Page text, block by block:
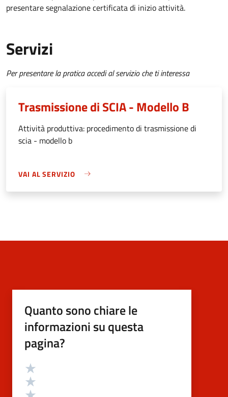
presentaresegnalazione certificata di inizio attività.
Servizi
Per presentare la pratica accedi al servizio che ti interessa
Trasmissione di SCIA - Modello B
Attività produttiva: procedimento di trasmissione di
scia - modello b
VAI AL SERVIZIO
Quanto sono chiare le
informazioni su questa
pagina?
Valutazione